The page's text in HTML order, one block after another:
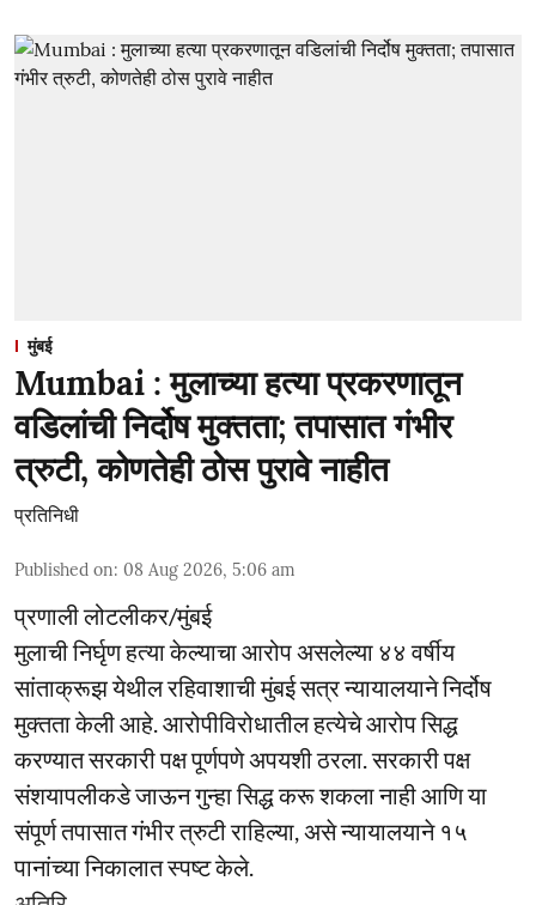
मुंबई
Mumbai : मुलाच्या हत्या प्रकरणातून
वडिलांची निर्दोष मुक्तता; तपासात गंभीर
त्रुटी, कोणतेही ठोस पुरावे नाहीत
प्रतिनिधी
Published on: 08 Aug 2026, 5:06 am
प्रणाली लोटलीकर/मुंबई
मुलाची निर्घृण हत्या केल्याचा आरोप असलेल्या ४४ वर्षीय
सांताक्रूझ येथील रहिवाशाची मुंबई सत्र न्यायालयाने निर्दोष
मुक्तता केली आहे. आरोपीविरोधातील हत्येचे आरोप सिद्ध
करण्यात सरकारी पक्ष पूर्णपणे अपयशी ठरला. सरकारी पक्ष
संशयापलीकडे जाऊन गुन्हा सिद्ध करू शकला नाही आणि या
संपूर्ण तपासात गंभीर त्रुटी राहिल्या, असे न्यायालयाने १५
पानांच्या निकालात स्पष्ट केले.